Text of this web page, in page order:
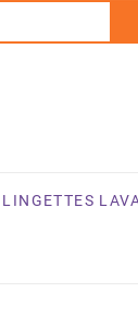
LINGETTES